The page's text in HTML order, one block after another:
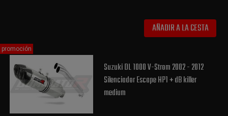
AÑADIR A LA CESTA
Suzuki DL 1000 V-Strom 2002 - 2012
Silenciador Escape HP1 + dB killer
medium
promoción